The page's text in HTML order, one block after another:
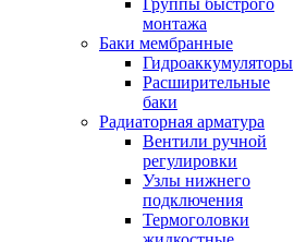
Группы быстрого
монтажа
Баки мембранные
Гидроаккумуляторы
Расширительные
баки
Радиаторная арматура
Вентили ручной
регулировки
Узлы нижнего
подключения
Термоголовки